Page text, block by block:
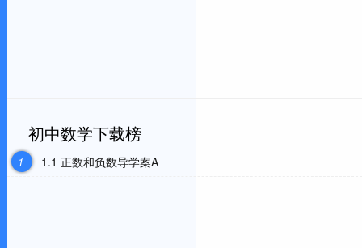
初中数学下载榜
1 1.1 正数和负数导学案A